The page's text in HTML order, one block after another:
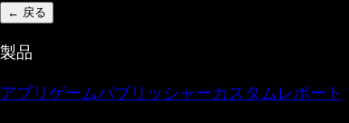
← 戻る
製品
アプリゲームパブリッシャーカスタムレポート